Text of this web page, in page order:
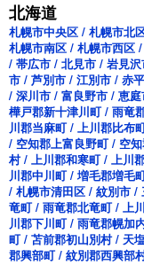
北海道
札幌市中央区 / 札幌市北
札幌市南区 / 札幌市西区 /
/ 帯広市 / 北見市 / 岩見
市 / 芦別市 / 江別市 / 赤
/ 深川市 / 富良野市 / 恵
樺戸郡新十津川町/ 雨竜
川郡当麻町/ 上川郡比布
/ 空知郡上富良野町/ 空
村/ 上川郡和寒町/ 上川
川郡中川町/ 増毛郡増毛
/ 札幌市清田区 / 紋別市 /
竜町/ 雨竜郡北竜町/ 上
川郡下川町/ 雨竜郡幌加
町/ 苫前郡初山別村/ 天
郡興部町/ 紋別郡西興部